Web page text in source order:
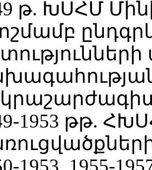
թ. ԽՍՀՄ
1953 թթ.